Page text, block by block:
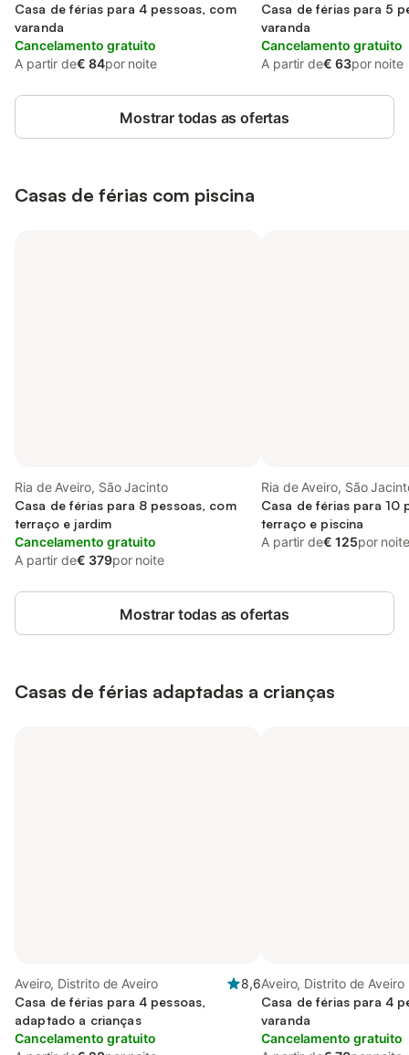
Casa de férias para 4 pessoas, com
varanda
Cancelamento gratuito
A partir de€ 84por noite
Casa de férias para 5
varanda
Cancelamento gratuito
A partir de€ 63por noite
Mostrar todas as ofertas
Casas de férias com piscina
Ria de Aveiro, São Jacinto
Casa de férias para 8 pessoas, com
terraço e jardim
Cancelamento gratuito
A partir de€ 379por noite
Ria de Aveiro, São
Casa de férias para 10
terraço e piscina
A partir de€ 125por noite
Mostrar todas as ofertas
Casas de férias adaptadas a crianças
Aveiro, Distrito de Aveiro
8,6
Casa de férias para 4 pessoas,
adaptado a crianças
Cancelamento gratuito
Aveiro, Distrito de Aveiro
Casa de férias para 4
varanda
Cancelamento gratuito